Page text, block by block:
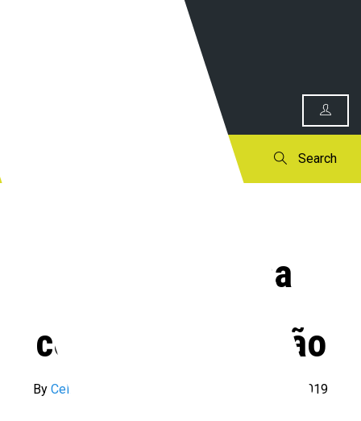
Search
Brasil Atual na
cobertura do Salão
By Celia Demarchi 28 de maio de 2019